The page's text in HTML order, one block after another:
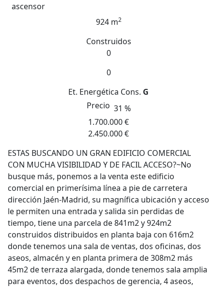
ascensor
924 m2
Construidos
0
0
Et. Energética Cons. G
Precio 31 %
1.700.000 €
2.450.000 €
ESTAS BUSCANDO UN GRAN EDIFICIO COMERCIAL
CON MUCHA VISIBILIDAD Y DE FACIL ACCESO?~No
busque más, ponemos a la venta este edificio
comercial en primerísima línea a pie de carretera
dirección Jaén-Madrid, su magnífica ubicación y acceso
le permiten una entrada y salida sin perdidas de
tiempo, tiene una parcela de 841m2 y 924m2
construidos distribuidos en planta baja con 616m2
donde tenemos una sala de ventas, dos oficinas, dos
aseos, almacén y en planta primera de 308m2 más
45m2 de terraza alargada, donde tenemos sala amplia
para eventos, dos despachos de gerencia, 4 aseos,